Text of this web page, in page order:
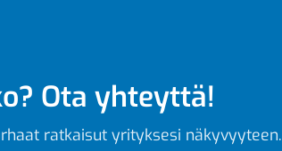
Ota yhteyttä!
ratkaisut yrityksesi näkyvyyteen.